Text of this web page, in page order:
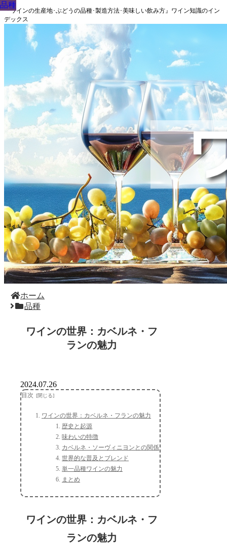
『ワインの生産地･ぶどうの品種･製造方法･美味しい飲み方』ワイン知識のイン
デックス
ホーム
品種
ワインの世界：カベルネ・フ
ランの魅力
品種
2024.07.26
目次
ワインの世界：カベルネ・フランの魅力
歴史と起源
味わいの特徴
カベルネ・ソーヴィニヨンとの関係
世界的な普及とブレンド
単一品種ワインの魅力
まとめ
ワインの世界：カベルネ・フ
ランの魅力
品種
品種
品種
品種
品種
品種
品種
品種